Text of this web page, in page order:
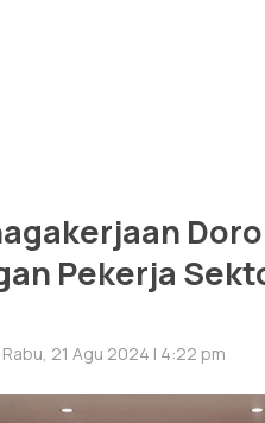
Pekerja
21 Agu 2024 | 4:22 pm